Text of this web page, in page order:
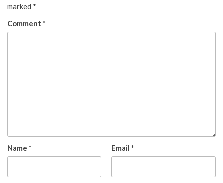
marked *
Comment *
Name * Email *